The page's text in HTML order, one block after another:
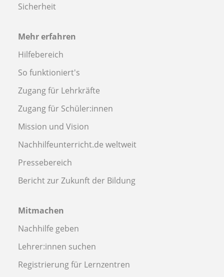
Sicherheit
Mehr erfahren
Hilfebereich
So funktioniert's
Zugang für Lehrkräfte
Zugang für Schüler:innen
Mission und Vision
Nachhilfeunterricht.de weltweit
Pressebereich
Bericht zur Zukunft der Bildung
Mitmachen
Nachhilfe geben
Lehrer:innen suchen
Registrierung für Lernzentren